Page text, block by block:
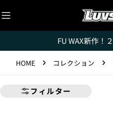
ン
テ
ツ
ス
FU WAX新作！
HOME コレクション
フィルター